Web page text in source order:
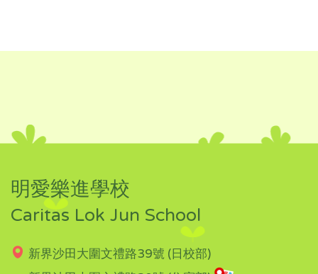
明愛樂進學校
Caritas Lok Jun School
新界沙田大圍文禮路39號 (日校部)